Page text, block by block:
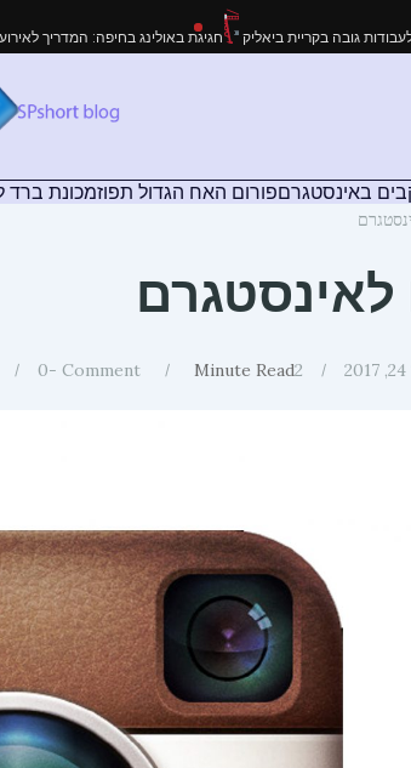
המדריך המלא לעבודות גובה בקריית ביאליק חגיגת
באינסטגרםפורום האח הגדול תפוזמכונת ברד
לאינסטגרם
2
Minute Read
0 Comment -